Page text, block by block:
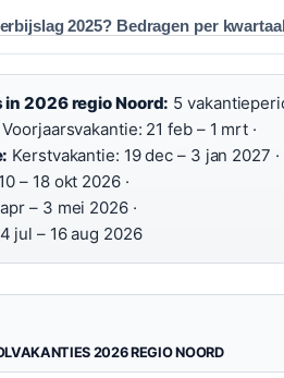
2025? Bedragen per
2026 regio Noord: 5
Voorjaarsvakantie: 21 feb – 1 mrt ·
Kerstvakantie: 19 dec – 3 jan 2027 ·
10 – 18 okt 2026 ·
– 3 mei 2026 ·
4 jul – 16 aug 2026
2026 REGIO NOORD